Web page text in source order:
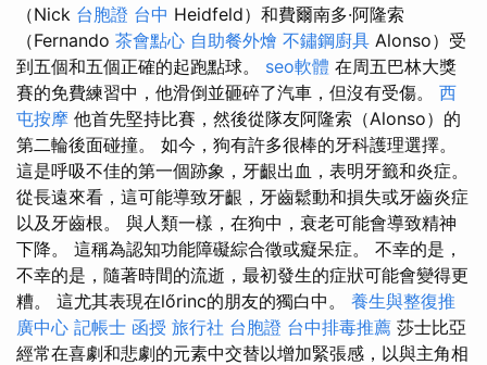
（Nick 台胞證 台中 Heidfeld）和費爾南多·阿隆索
（Fernando 茶會點心 自助餐外燴 不鏽鋼廚具 Alonso）受
到五個和五個正確的起跑點球。 seo軟體 在周五巴林大獎
賽的免費練習中，他滑倒並砸碎了汽車，但沒有受傷。 西
屯按摩 他首先堅持比賽，然後從隊友阿隆索（Alonso）的
第二輪後面碰撞。 如今，狗有許多很棒的牙科護理選擇。
這是呼吸不佳的第一個跡象，牙齦出血，表明牙籤和炎症。
從長遠來看，這可能導致牙齦，牙齒鬆動和損失或牙齒炎症
以及牙齒根。 與人類一樣，在狗中，衰老可能會導致精神
下降。 這稱為認知功能障礙綜合徵或癡呆症。 不幸的是，
不幸的是，隨著時間的流逝，最初發生的症狀可能會變得更
糟。 這尤其表現在lőrinc的朋友的獨白中。 養生與整復推
廣中心 記帳士 函授 旅行社 台胞證 台中排毒推薦 莎士比亞
經常在喜劇和悲劇的元素中交替以增加緊張感，以與主角相